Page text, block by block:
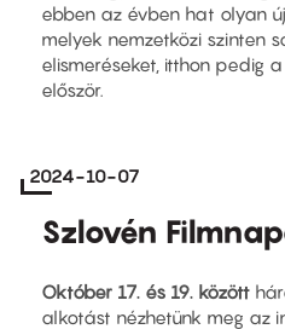
ebben az évben hat olyan
melyek nemzetközi szinten
elismeréseket, itthon pedig
először.
2024-10-07
Szlovén
Október 17. és 19. között
alkotást nézhetünk meg az